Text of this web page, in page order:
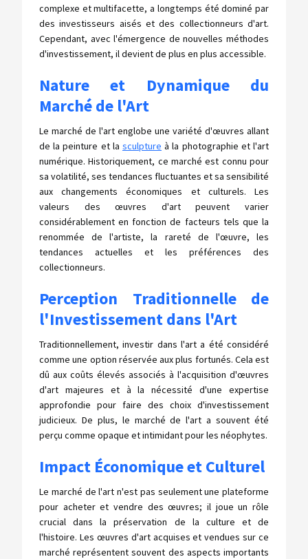
complexe et multifacette, a longtemps été dominé par
des investisseurs aisés et des collectionneurs d'art.
Cependant, avec l'émergence de nouvelles méthodes
d'investissement, il devient de plus en plus accessible.
Nature et Dynamique du
Marché de l'Art
Le marché de l'art englobe une variété d'œuvres allant
de la peinture et la sculpture à la photographie et l'art
numérique. Historiquement, ce marché est connu pour
sa volatilité, ses tendances fluctuantes et sa sensibilité
aux changements économiques et culturels. Les
valeurs des œuvres d'art peuvent varier
considérablement en fonction de facteurs tels que la
renommée de l'artiste, la rareté de l'œuvre, les
tendances actuelles et les préférences des
collectionneurs.
Perception Traditionnelle de
l'Investissement dans l'Art
Traditionnellement, investir dans l'art a été considéré
comme une option réservée aux plus fortunés. Cela est
dû aux coûts élevés associés à l'acquisition d'œuvres
d'art majeures et à la nécessité d'une expertise
approfondie pour faire des choix d'investissement
judicieux. De plus, le marché de l'art a souvent été
perçu comme opaque et intimidant pour les néophytes.
Impact Économique et Culturel
Le marché de l'art n'est pas seulement une plateforme
pour acheter et vendre des œuvres; il joue un rôle
crucial dans la préservation de la culture et de
l'histoire. Les œuvres d'art acquises et vendues sur ce
marché représentent souvent des aspects importants